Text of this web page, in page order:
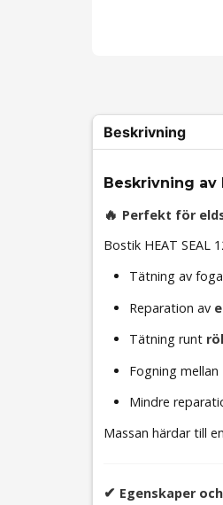
Beskrivning
Beskrivning av
🔥 Perfekt för
Bostik HEAT SEAL
Tätning av
Reparation av
Tätning runt
Fogning mellan
Mindre
Massan härdar till
✔ Egenskaper